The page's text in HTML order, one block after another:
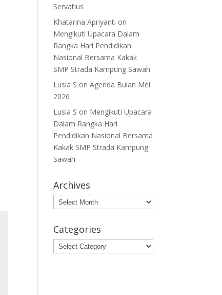
Servatius
Khatarina Apriyanti on
Mengikuti Upacara Dalam
Rangka Hari Pendidikan
Nasional Bersama Kakak
SMP Strada Kampung Sawah
Lusia S onAgenda Bulan Mei
2026
Lusia S on Mengikuti Upacara
Dalam Rangka Hari
Pendidikan Nasional Bersama
Kakak SMP Strada Kampung
Sawah
Archives
Archives
Categories
Categories